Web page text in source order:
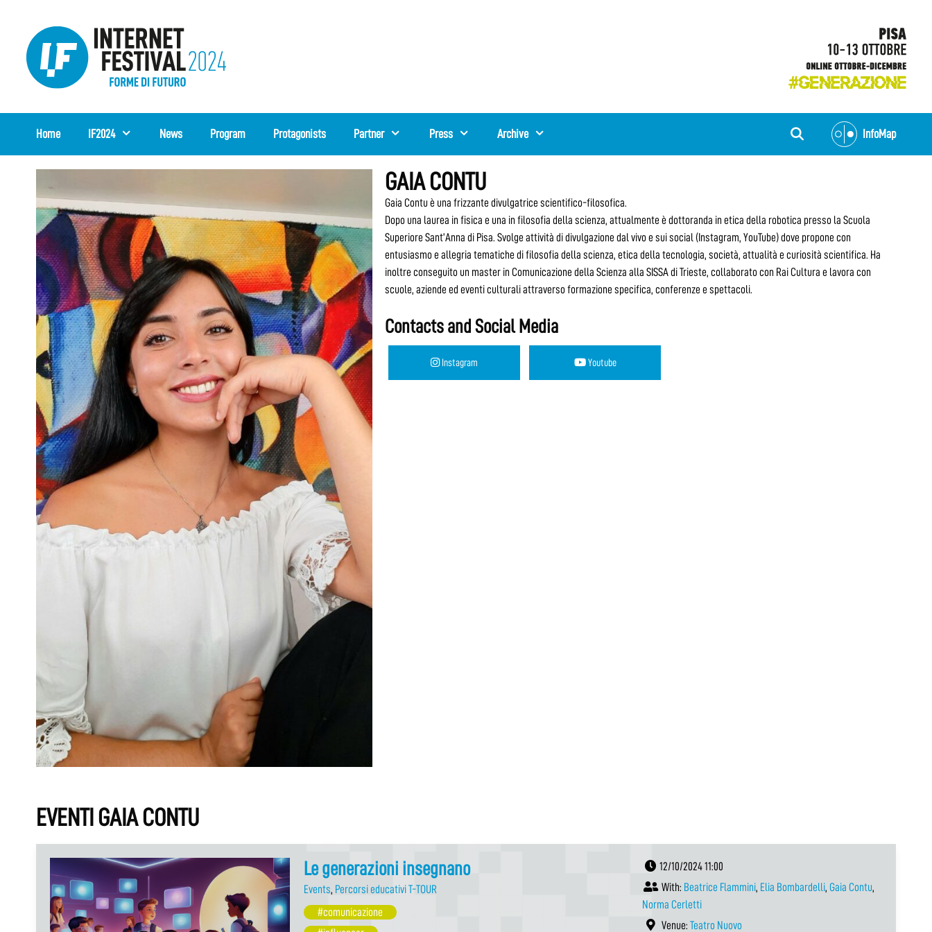
content
Home IF2024 News Program Protagonists Partner Press Archive InfoMap
GAIA CONTU
Gaia Contu è una frizzante divulgatrice scientifico-filosofica.
Dopo una laurea in fisica e una in filosofia della scienza, attualmente è dottoranda in etica della robotica presso la Scuola
Superiore Sant’Anna di Pisa. Svolge attività di divulgazione dal vivo e sui social (Instagram, YouTube) dove propone con
entusiasmo e allegria tematiche di filosofia della scienza, etica della tecnologia, società, attualità e curiosità scientifica. Ha
inoltre conseguito un master in Comunicazione della Scienza alla SISSA di Trieste, collaborato con Rai Cultura e lavora con
scuole, aziende ed eventi culturali attraverso formazione specifica, conferenze e spettacoli.
Contacts and Social Media
Instagram Youtube
EVENTI GAIA CONTU
Le generazioni insegnano
Events, Percorsi educativi T-TOUR
#comunicazione
12/10/2024 11:00
With: Beatrice Flammini, Elia Bombardelli, Gaia Contu,
Norma Cerletti
Venue: Teatro Nuovo